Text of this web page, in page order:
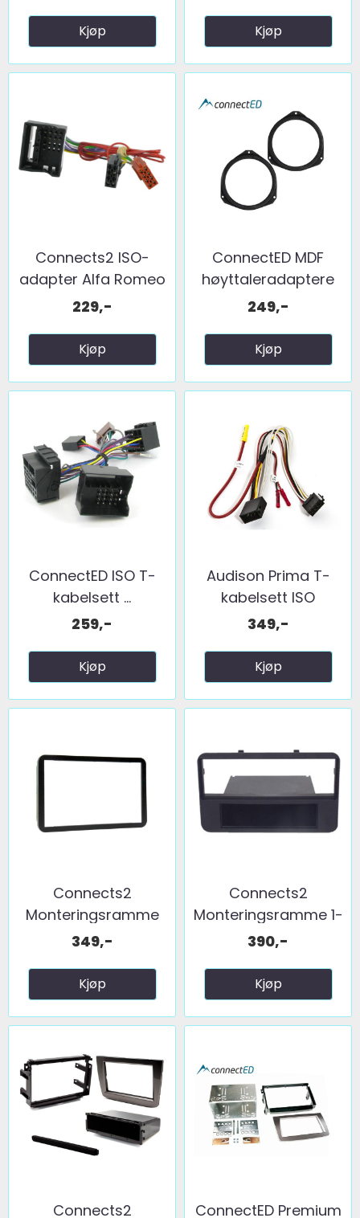
Kjøp Kjøp
Connects2 ISO-
adapter Alfa Romeo
...
229,-
Kjøp
ConnectED MDF
høyttaleradaptere
(165mm) ...
249,-
Kjøp
ConnectED ISO T-
kabelsett ...
259,-
Kjøp
Audison Prima T-
kabelsett ISO
349,-
Kjøp
Connects2
Monteringsramme
2-DIN ...
349,-
Kjøp
Connects2
Monteringsramme 1-
DIN Alfa ...
390,-
Kjøp
Connects2 ConnectED Premium